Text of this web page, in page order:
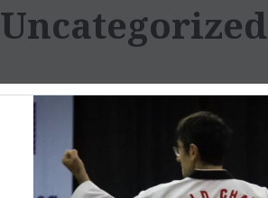
Uncategorized